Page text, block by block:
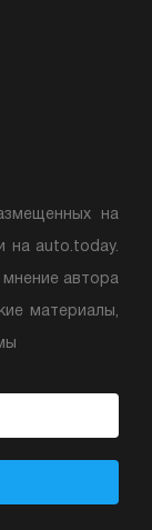
на
на auto.today.
автора
материалы,